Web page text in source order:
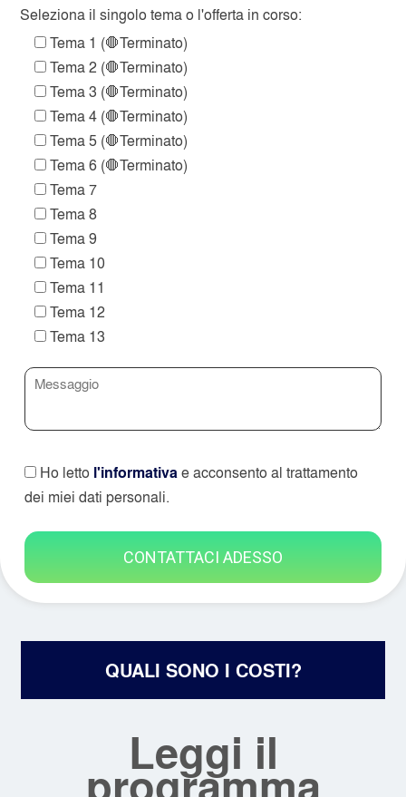
Seleziona il singolo tema o l'offerta in corso:
Tema 1 (🛑Terminato)
Tema 2 (🛑Terminato)
Tema 3 (🛑Terminato)
Tema 4 (🛑Terminato)
Tema 5 (🛑Terminato)
Tema 6 (🛑Terminato)
Tema 7
Tema 8
Tema 9
Tema 10
Tema 11
Tema 12
Tema 13
Ho letto l'informativa e acconsento al trattamento
dei miei dati personali.
QUALI SONO I COSTI?
Leggi il